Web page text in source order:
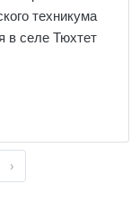
техникума
в селе Тюхтет
›